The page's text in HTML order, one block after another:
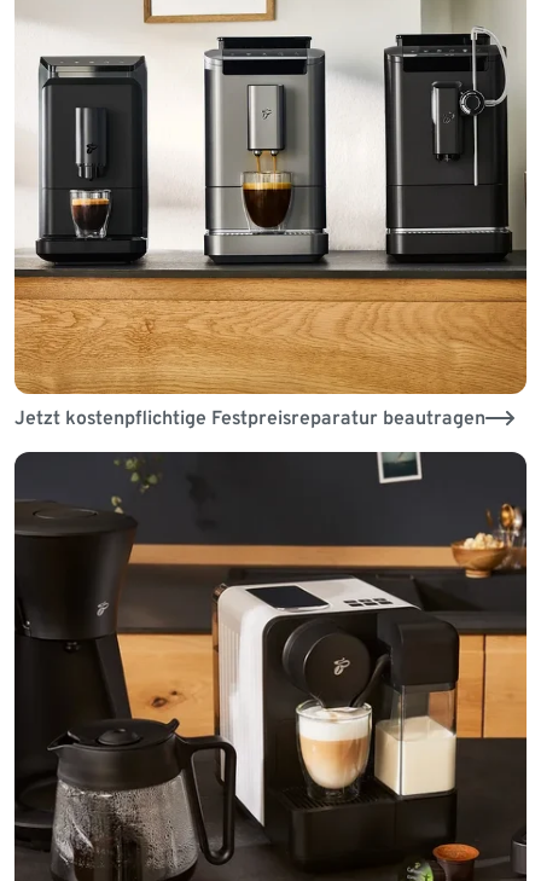
Jetzt kostenpflichtige Festpreisreparatur beautragen